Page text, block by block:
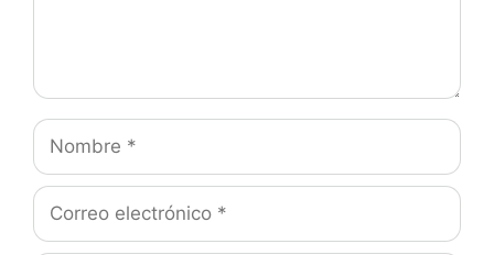
Nombre
Correo
electrónico